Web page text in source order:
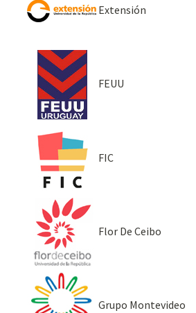
Extensión
FEUU
FIC
Flor De Ceibo
Grupo Montevideo